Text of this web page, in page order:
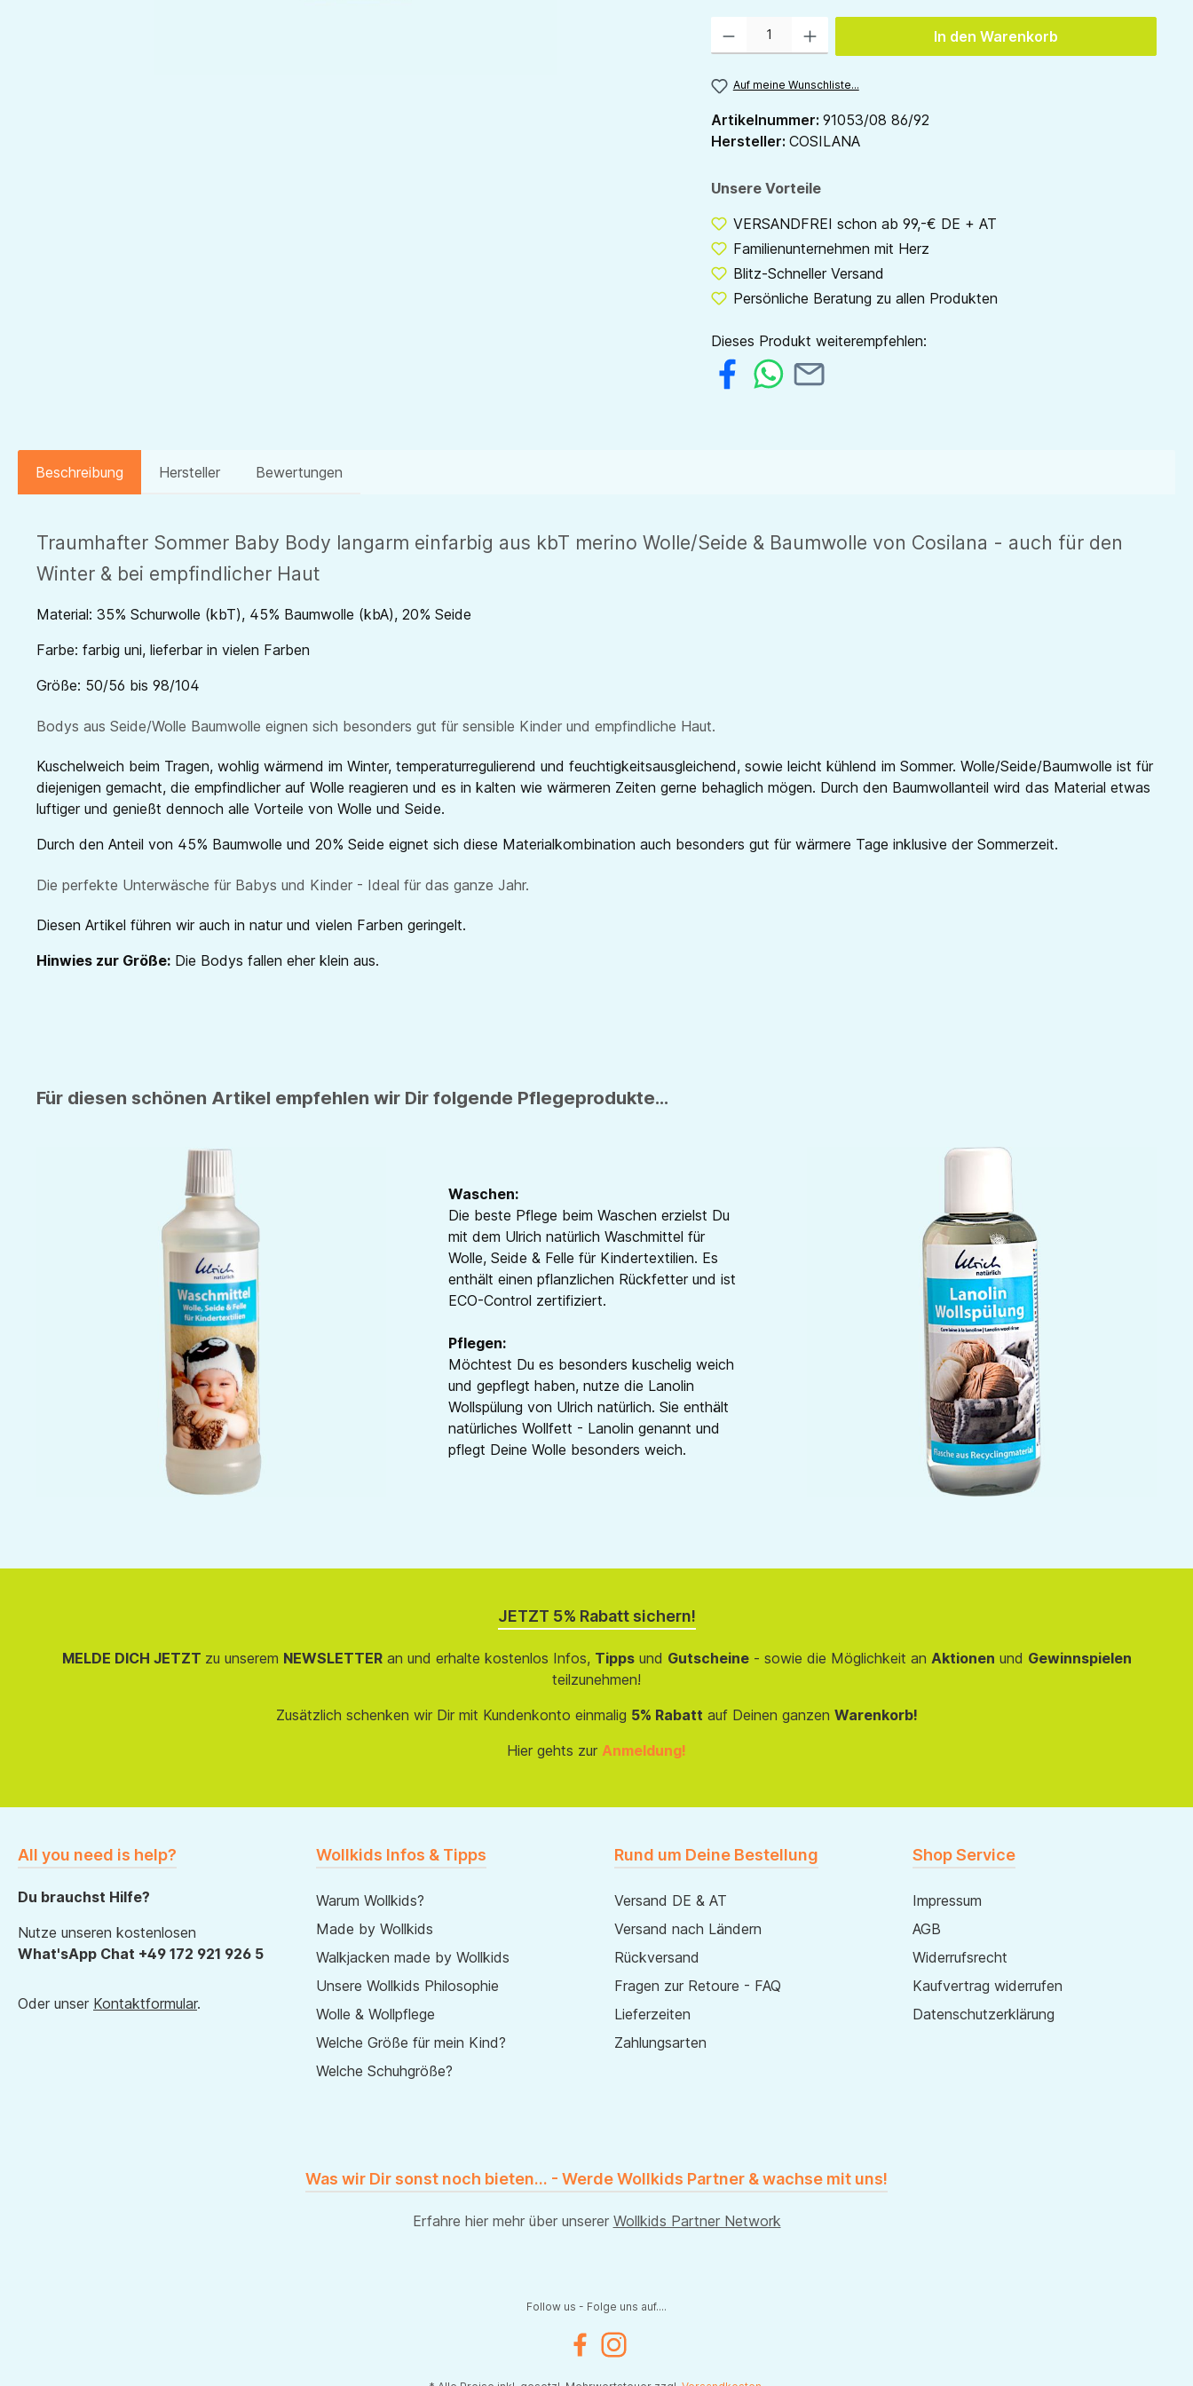
In den Warenkorb
Auf meine Wunschliste...
Artikelnummer: 91053/08 86/92
Hersteller: COSILANA
Unsere Vorteile
VERSANDFREI schon ab 99,-€ DE + AT
Familienunternehmen mit Herz
Blitz-Schneller Versand
Persönliche Beratung zu allen Produkten
Dieses Produkt weiterempfehlen:
Beschreibung Hersteller Bewertungen
Traumhafter Sommer Baby Body langarm einfarbig aus kbT merino Wolle/Seide & Baumwolle von Cosilana - auch für den
Winter & bei empfindlicher Haut
Material: 35% Schurwolle (kbT), 45% Baumwolle (kbA), 20% Seide
Farbe: farbig uni, lieferbar in vielen Farben
Größe: 50/56 bis 98/104
Bodys aus Seide/Wolle Baumwolle eignen sich besonders gut für sensible Kinder und empfindliche Haut.
Kuschelweich beim Tragen, wohlig wärmend im Winter, temperaturregulierend und feuchtigkeitsausgleichend, sowie leicht kühlend im Sommer. Wolle/Seide/Baumwolle ist für
diejenigen gemacht, die empfindlicher auf Wolle reagieren und es in kalten wie wärmeren Zeiten gerne behaglich mögen. Durch den Baumwollanteil wird das Material etwas
luftiger und genießt dennoch alle Vorteile von Wolle und Seide.
Durch den Anteil von 45% Baumwolle und 20% Seide eignet sich diese Materialkombination auch besonders gut für wärmere Tage inklusive der Sommerzeit.
Die perfekte Unterwäsche für Babys und Kinder - Ideal für das ganze Jahr.
Diesen Artikel führen wir auch in natur und vielen Farben geringelt.
Hinwies zur Größe: Die Bodys fallen eher klein aus.
Für diesen schönen Artikel empfehlen wir Dir folgende Pflegeprodukte...
Waschen:
Die beste Pflege beim Waschen erzielst Du
mit dem Ulrich natürlich Waschmittel für
Wolle, Seide & Felle für Kindertextilien. Es
enthält einen pflanzlichen Rückfetter und ist
ECO-Control zertifiziert.
Pflegen:
Möchtest Du es besonders kuschelig weich
und gepflegt haben, nutze die Lanolin
Wollspülung von Ulrich natürlich. Sie enthält
natürliches Wollfett - Lanolin genannt und
pflegt Deine Wolle besonders weich.
JETZT 5% Rabatt sichern!
MELDE DICH JETZT zu unserem NEWSLETTERan und erhalte kostenlos Infos, Tippsund Gutscheine- sowie die Möglichkeit an Aktionen und Gewinnspielen
teilzunehmen!
Zusätzlich schenken wir Dir mit Kundenkonto einmalig 5% Rabatt auf Deinen ganzen Warenkorb!
Hier gehts zur Anmeldung!
All you need is help?
Du brauchst Hilfe?
Nutze unseren kostenlosen
What'sApp Chat +49 172 921 926 5
Oder unser Kontaktformular.
Wollkids Infos & Tipps
Warum Wollkids?
Made by Wollkids
Walkjacken made by Wollkids
Unsere Wollkids Philosophie
Wolle & Wollpflege
Welche Größe für mein Kind?
Welche Schuhgröße?
Rund um Deine Bestellung
Versand DE & AT
Versand nach Ländern
Rückversand
Fragen zur Retoure - FAQ
Lieferzeiten
Zahlungsarten
Shop Service
Impressum
AGB
Widerrufsrecht
Kaufvertrag widerrufen
Datenschutzerklärung
Was wir Dir sonst noch bieten... - Werde Wollkids Partner & wachse mit uns!
Erfahre hier mehr über unserer Wollkids Partner Network
Follow us - Folge uns auf....
FacebookInstagram